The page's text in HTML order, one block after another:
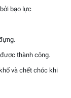
bạo lực
thành công.
và chết chóc khi